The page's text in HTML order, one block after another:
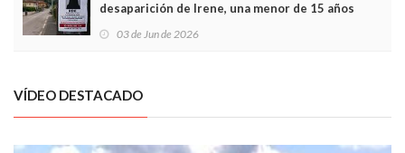
desaparición de Irene, una menor de 15 años
03 de Jun de 2026
VÍDEO DESTACADO